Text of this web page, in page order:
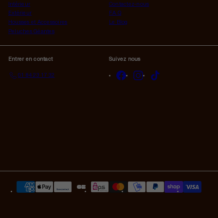
Intérieur
Extérieur
Housses et Accessoires
Peluches Géantes
Contactez-nous
F.A.Q
Le Blog
Entrer en contact
01 84 23 17 32
Suivez nous
FacebookInstagram